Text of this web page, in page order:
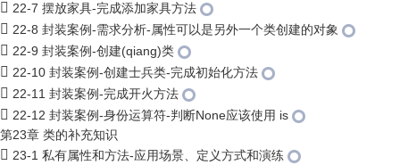
22-7 摆放家具-完成添加家具方法
22-8 封装案例-需求分析-属性可以是另外一个类创建的对象
22-9 封装案例-创建(qiang)类
22-10 封装案例-创建士兵类-完成初始化方法
22-11 封装案例-完成开火方法
22-12 封装案例-身份运算符-判断None应该使用 is
第23章 类的补充知识
23-1 私有属性和方法-应用场景、定义方式和演练